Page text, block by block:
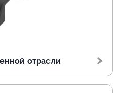
отрасли